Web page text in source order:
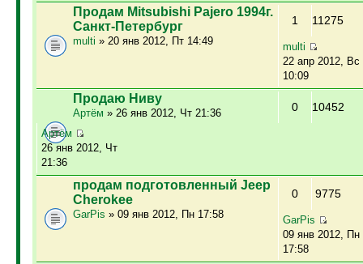
Продам Mitsubishi Pajero 1994г.
Санкт-Петербург
multi » 20 янв 2012, Пт 14:49
1 11275
multi
22 апр 2012, Вс
10:09
Продаю Ниву
Артём » 26 янв 2012, Чт 21:36 0 10452
Артём
26 янв 2012, Чт
21:36
продам подготовленный Jeep
Cherokee
GarPis » 09 янв 2012, Пн 17:58
0 9775
GarPis
09 янв 2012, Пн
17:58